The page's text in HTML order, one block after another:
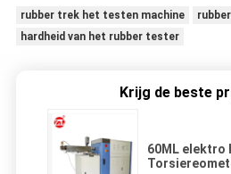
rubber trek het testen machine
hardheid van het rubber tester
Krijg de beste
60ML elektro